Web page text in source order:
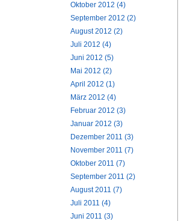
Oktober 2012 (4)
September 2012 (2)
August 2012 (2)
Juli 2012 (4)
Juni 2012 (5)
Mai 2012 (2)
April 2012 (1)
März 2012 (4)
Februar 2012 (3)
Januar 2012 (3)
Dezember 2011 (3)
November 2011 (7)
Oktober 2011 (7)
September 2011 (2)
August 2011 (7)
Juli 2011 (4)
Juni 2011 (3)